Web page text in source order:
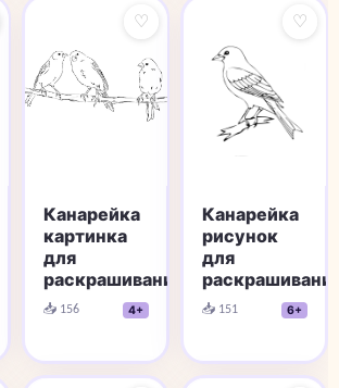
♡
Канарейка
картинка
для
раскрашивания
📥 156 4+
♡
Канарейка
рисунок
для
📥 151 6+